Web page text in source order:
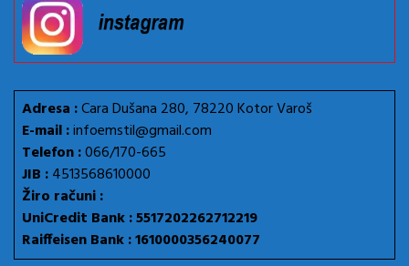
Adresa :Cara Dušana 280, 78220 Kotor Varoš
E-mail :infoemstil@gmail.com
Telefon :066/170-665
JIB :4513568610000
Žiro računi :
UniCredit Bank : 5517202262712219
Raiffeisen Bank : 1610000356240077